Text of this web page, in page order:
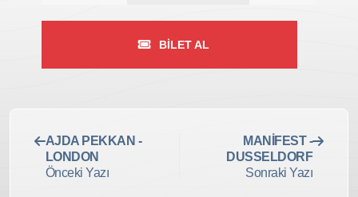
BILET AL
AJDA PEKKAN -
LONDON
Önceki Yazı
MANİFEST -
DUSSELDORF
Sonraki Yazı